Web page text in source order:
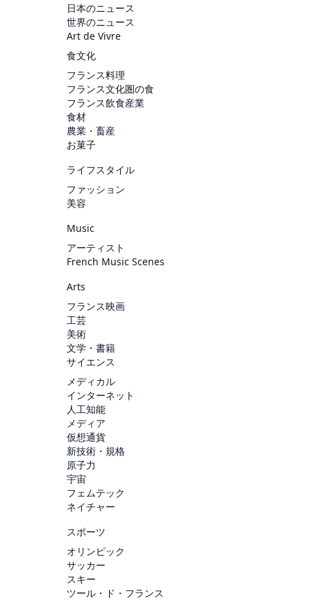
日本のニュース
世界のニュース
Art de Vivre
食文化
フランス料理
フランス文化圏の食
フランス飲食産業
食材
農業・畜産
お菓子
ライフスタイル
ファッション
美容
Music
アーティスト
French Music Scenes
Arts
フランス映画
工芸
美術
文学・書籍
サイエンス
メディカル
インターネット
人工知能
メディア
仮想通貨
新技術・規格
原子力
宇宙
フェムテック
ネイチャー
スポーツ
オリンピック
サッカー
スキー
ツール・ド・フランス